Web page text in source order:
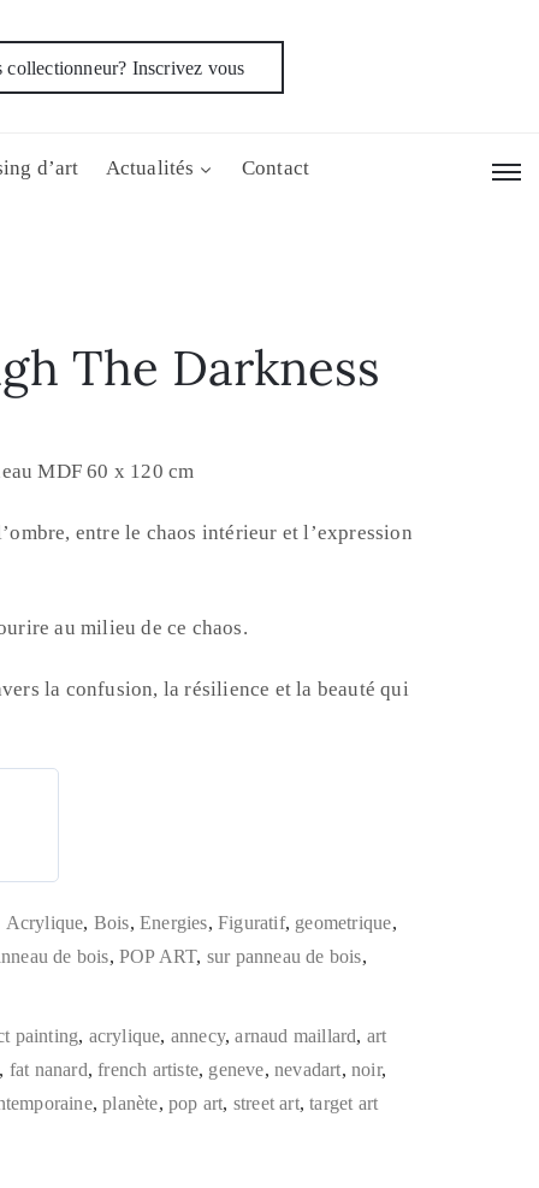
collectionneur? Inscrivez vous
d’art Actualités Contact
The Darkness
MDF 60 x 120 cm
entre le chaos intérieur et l’expression
au milieu de ce chaos.
la confusion, la résilience et la beauté qui
Acrylique, Bois,Energies,Figuratif, geometrique,
de bois,POP ART, sur panneau de bois,
painting, acrylique, annecy,arnaud maillard, art
, fat nanard,french artiste, geneve,nevadart,noir,
,planète,pop art, street art,target art